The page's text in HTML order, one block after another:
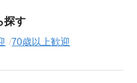
探す
70歳以上歓迎